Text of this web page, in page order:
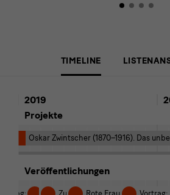
Überschrift
TIMELINE
2019
Oskar Zwintscher (1870–1916). Das
Projekte
Veröffentlichungen